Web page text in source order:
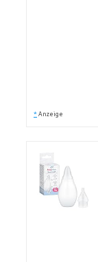
* Anzeige